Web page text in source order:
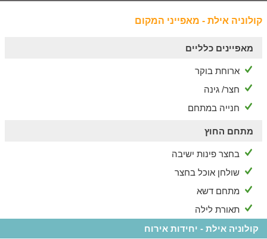
קולוניה אילת - מאפייני המקום
מאפיינים כלליים
ארוחת בוקר
חצר/ גינה
חנייה במתחם
מתחם החוץ
בחצר פינות ישיבה
שולחן אוכל בחצר
מתחם דשא
תאורת לילה
קולוניה אילת - יחידות אירוח